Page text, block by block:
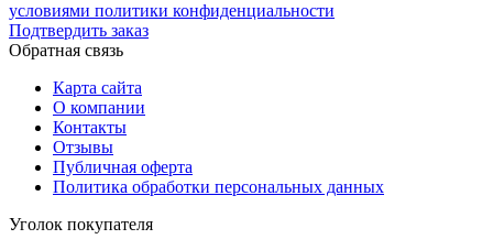
условиями политики конфиденциальности
Подтвердить заказ
Обратная связь
Карта сайта
О компании
Контакты
Отзывы
Публичная оферта
Политика обработки персональных данных
Уголок покупателя